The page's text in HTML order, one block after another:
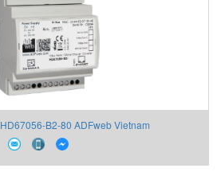
B2-80 ADFweb Vietnam